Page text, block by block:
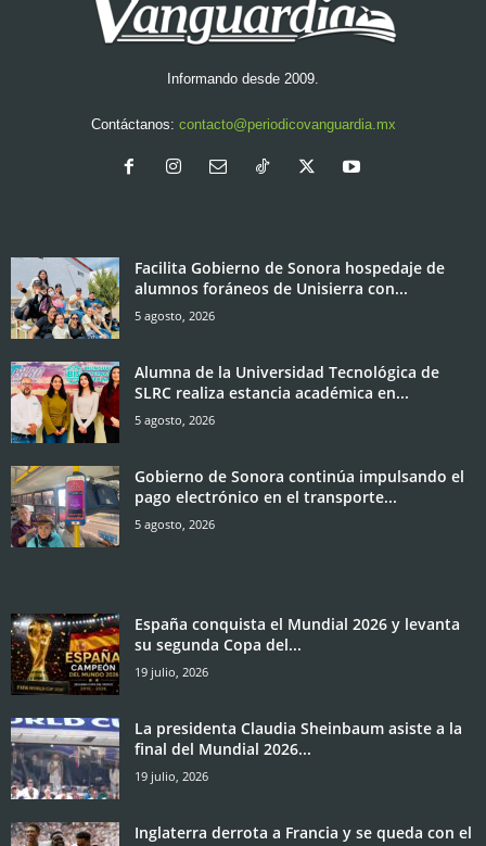
Informando desde 2009.
Contáctanos: contacto@periodicovanguardia.mx
Facilita Gobierno de Sonora hospedaje de
alumnos foráneos de Unisierra con...
5 agosto, 2026
Alumna de la Universidad Tecnológica de
SLRC realiza estancia académica en...
5 agosto, 2026
Gobierno de Sonora continúa impulsando el
pago electrónico en el transporte...
5 agosto, 2026
España conquista el Mundial 2026 y levanta
su segunda Copa del...
19 julio, 2026
La presidenta Claudia Sheinbaum asiste a la
final del Mundial 2026...
19 julio, 2026
Inglaterra derrota a Francia y se queda con el